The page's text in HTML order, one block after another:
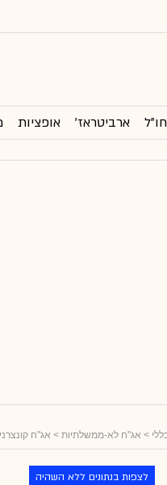
ארביטראז' אופציות
> אג"ח לא-ממשלתיות > אג"ח
לצפות בנתונים ללא השהיה